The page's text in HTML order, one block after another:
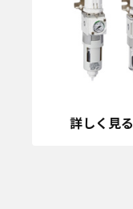
詳しく見る